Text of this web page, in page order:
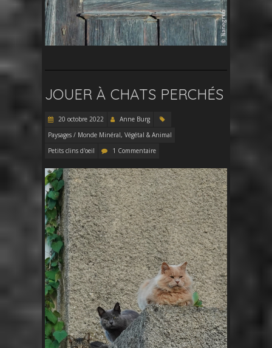
JOUER À CHATS PERCHÉS
20 octobre 2022
Anne Burg
Paysages / Monde Minéral, Végétal & Animal
Petits clins d'oeil
1 Commentaire